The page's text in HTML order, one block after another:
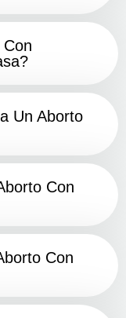
Un Aborto
Con
Con